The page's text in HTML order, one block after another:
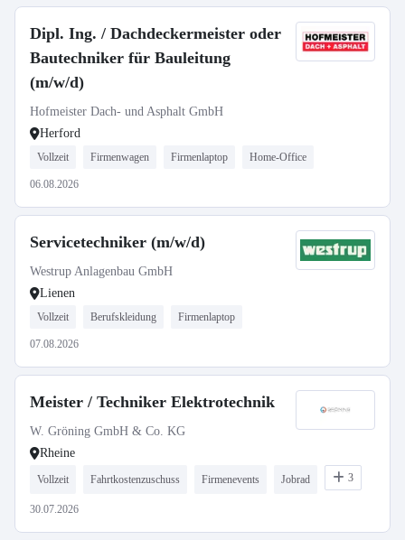
Dipl. Ing. / Dachdeckermeister oder
Bautechniker für Bauleitung
(m/w/d)
Hofmeister Dach- und Asphalt GmbH
Herford
Vollzeit Firmenwagen Firmenlaptop Home-Office
06.08.2026
Servicetechniker (m/w/d)
Westrup Anlagenbau GmbH
Lienen
Vollzeit Berufskleidung Firmenlaptop
07.08.2026
Meister / Techniker Elektrotechnik
W. Gröning GmbH & Co. KG
Rheine
Vollzeit Fahrtkostenzuschuss Firmenevents Jobrad 3
30.07.2026